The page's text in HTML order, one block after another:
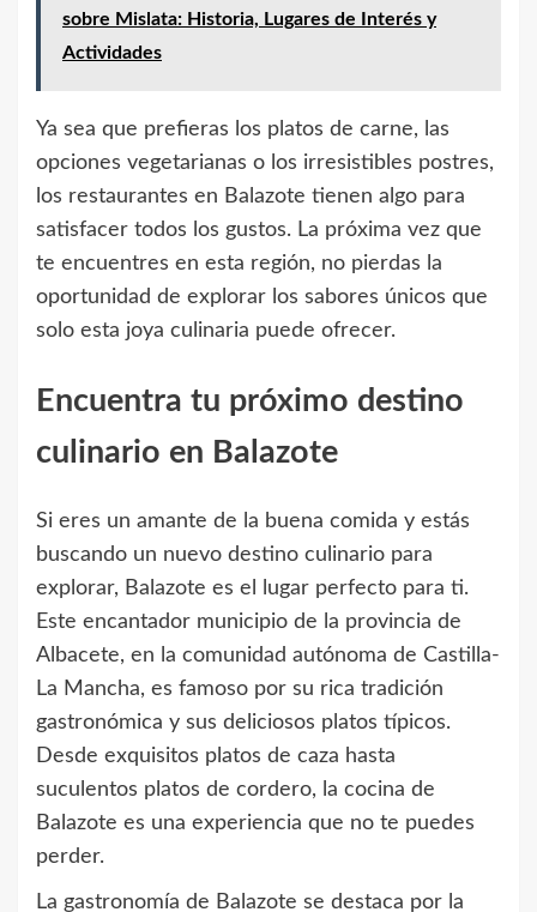
sobre Mislata: Historia, Lugares de Interés y
Actividades
Ya sea que prefieras los platos de carne, las
opciones vegetarianas o los irresistibles postres,
los restaurantes en Balazote tienen algo para
satisfacer todos los gustos. La próxima vez que
te encuentres en esta región, no pierdas la
oportunidad de explorar los sabores únicos que
solo esta joya culinaria puede ofrecer.
Encuentra tu próximo destino
culinario en Balazote
Si eres un amante de la buena comida y estás
buscando un nuevo destino culinario para
explorar, Balazote es el lugar perfecto para ti.
Este encantador municipio de la provincia de
Albacete, en la comunidad autónoma de Castilla-
La Mancha, es famoso por su rica tradición
gastronómica y sus deliciosos platos típicos.
Desde exquisitos platos de caza hasta
suculentos platos de cordero, la cocina de
Balazote es una experiencia que no te puedes
perder.
La gastronomía de Balazote se destaca por la